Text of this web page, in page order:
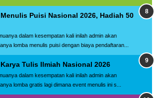
Puisi Nasional 2026, Hadiah 50
dalam kesempatan kali inilah admin akan
lomba menulis puisi dengan biaya pendaftaran...
Tulis Ilmiah Nasional 2026
dalam kesempatan kali inilah admin akan
lomba gratis lagi dimana event menulis ini s...